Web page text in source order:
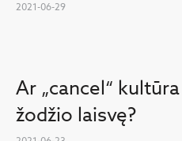
2021-06-29
Ar „cancel“
žodžio laisvę?